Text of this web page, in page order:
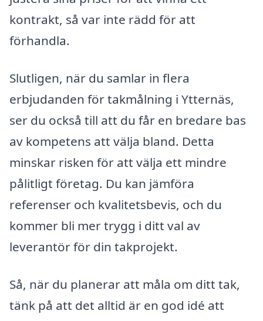
kontrakt, så var inte rädd för att
förhandla.
Slutligen, när du samlar in flera
erbjudanden för takmålning i Ytternäs,
ser du också till att du får en bredare bas
av kompetens att välja bland. Detta
minskar risken för att välja ett mindre
pålitligt företag. Du kan jämföra
referenser och kvalitetsbevis, och du
kommer bli mer trygg i ditt val av
leverantör för din takprojekt.
Så, när du planerar att måla om ditt tak,
tänk på att det alltid är en god idé att